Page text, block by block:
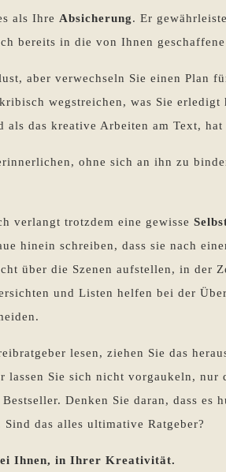
als Ihre Absicherung. Er
bereits in die von Ihnen
aber verwechseln Sie einen Plan
wegstreichen, was Sie erledigt
das kreative Arbeiten am Text, hat
ohne sich an ihn zu
verlangt trotzdem eine gewisse
hinein schreiben, dass sie nach
über die Szenen aufstellen, in der
und Listen helfen bei der
lesen, ziehen Sie das
lassen Sie sich nicht vorgaukeln, nur
Denken Sie daran, dass es
Sind das alles ultimative Ratgeber?
Ihnen, in Ihrer Kreativität.